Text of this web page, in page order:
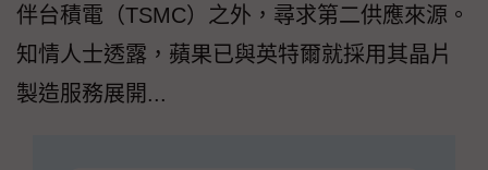
伴台積電（TSMC）之外，尋求第二供應來源。
知情人士透露，蘋果已與英特爾就採用其晶片
製造服務展開...